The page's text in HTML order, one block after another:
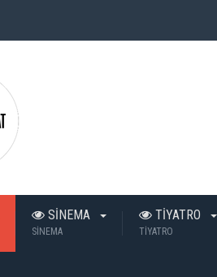
SİNEMA
SİNEMA
TİYATRO
TİYATRO